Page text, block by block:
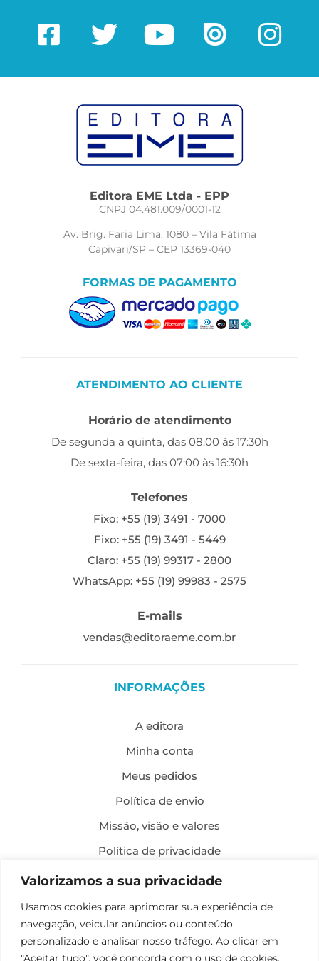
Valorizamos a sua privacidade
Usamos cookies para aprimorar sua experiência de
navegação, veicular anúncios ou conteúdo
personalizado e analisar nosso tráfego. Ao clicar em
"Aceitar tudo", você concorda com o uso de cookies.
Editora EME Ltda - EPP
CNPJ 04.481.009/0001-12
Av. Brig. Faria Lima, 1080 – Vila Fátima
Capivari/SP – CEP 13369-040
FORMAS DE PAGAMENTO
ATENDIMENTO AO CLIENTE
Horário de atendimento
De segunda a quinta, das 08:00 às 17:30h
De sexta-feira, das 07:00 às 16:30h
Telefones
Fixo: +55 (19) 3491 - 7000
Fixo: +55 (19) 3491 - 5449
Claro: +55 (19) 99317 - 2800
WhatsApp: +55 (19) 99983 - 2575
E-mails
vendas@editoraeme.com.br
INFORMAÇÕES
A editora
Minha conta
Meus pedidos
Política de envio
Missão, visão e valores
Política de privacidade
Formas de pagamento
Política de troca e devolução
Desenvolvimento: